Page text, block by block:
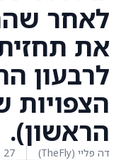
לאחר
את
לרבעון
הצפויות
הראשון).
דה פליי (TheFly) 27 במרץ 2026